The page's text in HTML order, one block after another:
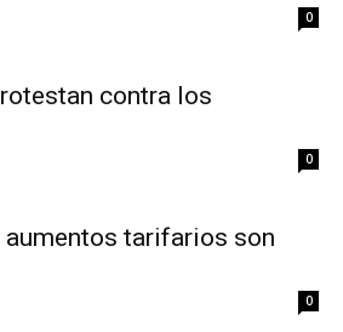
0
contra los
0
aumentos tarifarios son
0